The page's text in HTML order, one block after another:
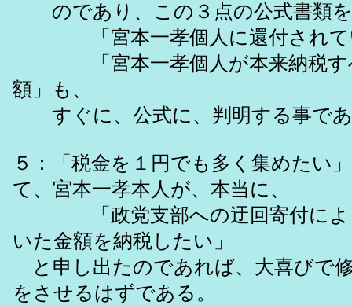
のであり、この３点の公式書類
「宮本一孝個人に還付されて
「宮本一孝個人が本来納税す
額」も、
すぐに、公式に、判明する事で
５：「税金を１円でも多く集めたい
て、宮本一孝本人が、本当に、
「政党支部への迂回寄付によ
いた金額を納税したい」
と申し出たのであれば、大喜びで
をさせるはずである。